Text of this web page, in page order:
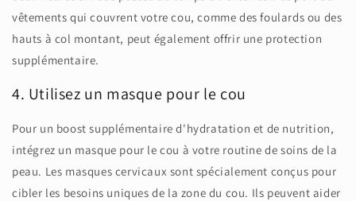
vêtements qui couvrent votre cou, comme des foulards ou des
hauts à col montant, peut également offrir une protection
supplémentaire.
4. Utilisez un masque pour le cou
Pour un boost supplémentaire d'hydratation et de nutrition,
intégrez un masque pour le cou à votre routine de soins de la
peau. Les masques cervicaux sont spécialement conçus pour
cibler les besoins uniques de la zone du cou. Ils peuvent aider